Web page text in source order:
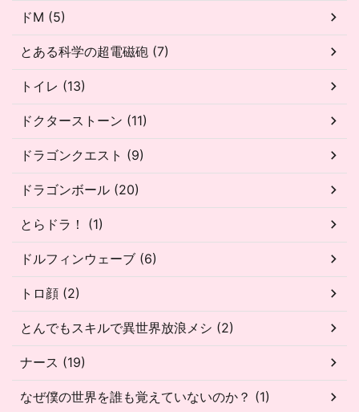
ドM (5)
とある科学の超電磁砲 (7)
トイレ (13)
ドクターストーン (11)
ドラゴンクエスト (9)
ドラゴンボール (20)
とらドラ！ (1)
ドルフィンウェーブ (6)
トロ顔 (2)
とんでもスキルで異世界放浪メシ (2)
ナース (19)
なぜ僕の世界を誰も覚えていないのか？ (1)